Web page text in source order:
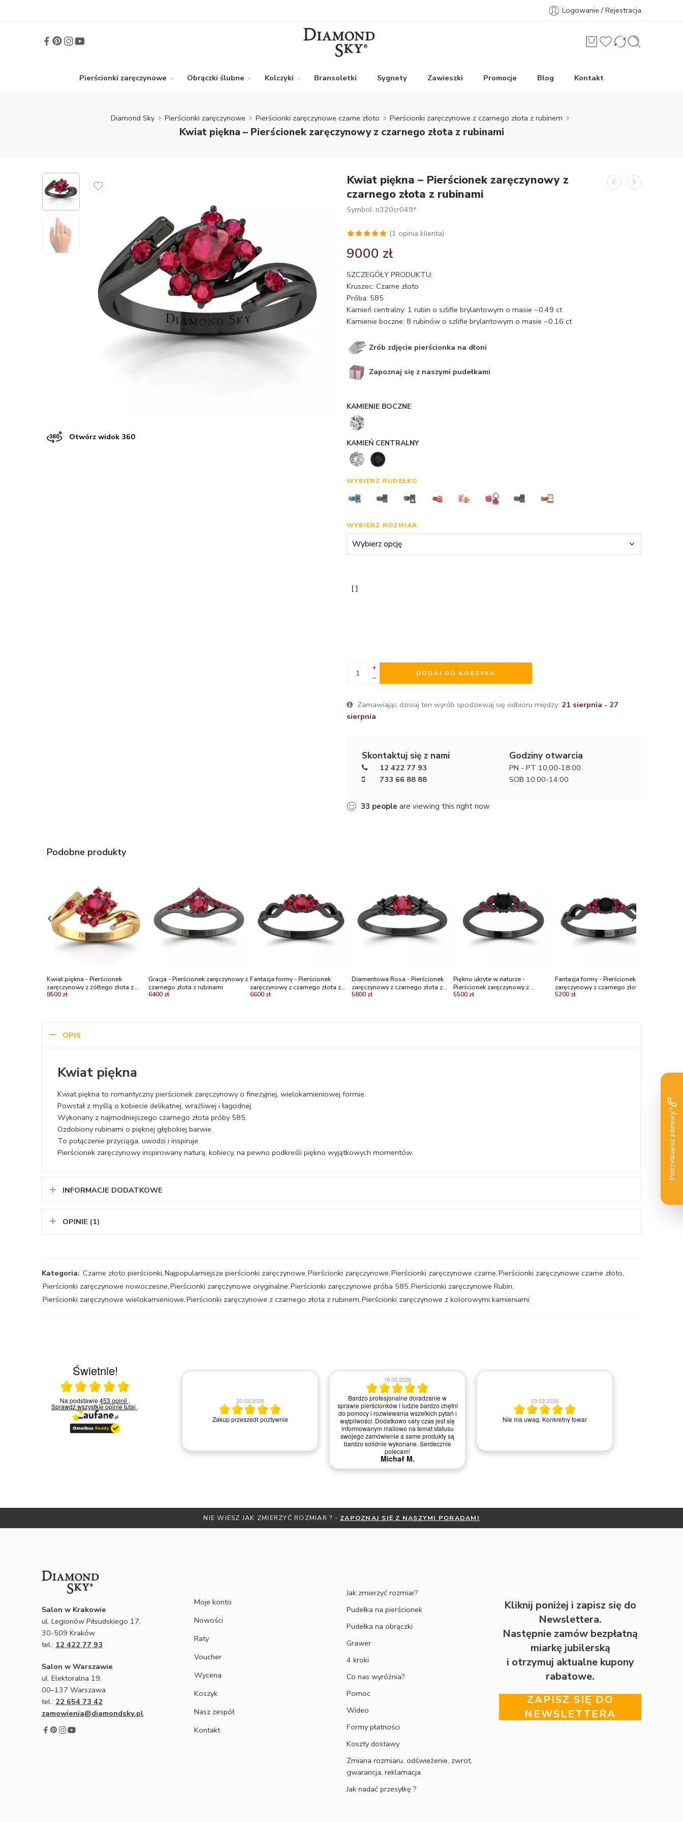
Logowanie / Rejestracja
Pierścionki zaręczynowe Obrączki ślubne Kolczyki Bransoletki Sygnety Zawieszki Promocje Blog Kontakt
Diamond Sky Pierścionki zaręczynowe Pierścionki zaręczynowe czarne złoto Pierścionki zaręczynowe z czarnego złota z rubinem
Kwiat piękna – Pierścionek zaręczynowy z czarnego złota z rubinami
Otwórz widok 360
Kwiat piękna – Pierścionek zaręczynowy z
czarnego złota z rubinami
Symbol: n320cr049*
5.00na 5
oceny
(1 opinia klienta)
9000 zł
SZCZEGÓŁY PRODUKTU:
Kruszec: Czarne złoto
Próba: 585
Kamień centralny: 1 rubin o szlifie brylantowym o masie ~0.49 ct
Kamienie boczne: 8 rubinów o szlifie brylantowym o masie ~0.16 ct
Zrób zdjęcie pierścionka na dłoni
Zapoznaj się z naszymi pudełkami
KAMIENIE BOCZNE
KAMIEŃ CENTRALNY
WYBIERZ PUDEŁKO
WYBIERZ ROZMIAR
DODAJ DO KOSZYKA
Zamawiając dzisiaj ten wyrób spodziewaj się odbioru między: 21 sierpnia - 27
sierpnia
Skontaktuj się z nami
12 422 77 93
733 66 88 88
Godziny otwarcia
PN - PT 10:00-18:00
SOB 10:00-14:00
33 people are viewing this right now
Podobne produkty
Kwiat piękna - Pierścionek
zaręczynowy z żółtego złota z
rubinami
8500 zł
Gracja - Pierścionek zaręczynowy z
czarnego złota z rubinami
6400 zł
Fantazja formy - Pierścionek
zaręczynowy z czarnego złota z
rubinami
6600 zł
Diamentowa Rosa - Pierścionek
zaręczynowy z czarnego złota z
rubinem i czarnymi diamentami
5800 zł
Piękno ukryte w naturze -
Pierścionek zaręczynowy z
czarnego złota z czarnym
5500 zł
Fantazja formy - Pierścionek
zaręczynowy z czarnego złota z
rubinami i czarnym diamentem
5200 zł
OPIS
Kwiat piękna
Kwiat piękna to romantyczny pierścionek zaręczynowy o finezyjnej, wielokamieniowej formie.
Powstał z myślą o kobiecie delikatnej, wrażliwej i łagodnej.
Wykonany z najmodniejszego czarnego złota próby 585.
Ozdobiony rubinami o pięknej głębokiej barwie.
To połączenie przyciąga, uwodzi i inspiruje.
Pierścionek zaręczynowy inspirowany naturą, kobiecy, na pewno podkreśli piękno wyjątkowych momentów.
INFORMACJE DODATKOWE
OPINIE (1)
Kategoria: Czarne złoto pierścionki,Najpopularniejsze pierścionki zaręczynowe,Pierścionki zaręczynowe,Pierścionki zaręczynowe czarne,Pierścionki zaręczynowe czarne złoto,
Pierścionki zaręczynowe nowoczesne,Pierścionki zaręczynowe oryginalne,Pierścionki zaręczynowe próba 585,Pierścionki zaręczynowe Rubin,
Pierścionki zaręczynowe wielokamieniowe,Pierścionki zaręczynowe z czarnego złota z rubinem,Pierścionki zaręczynowe z kolorowymi kamieniami
Świetnie!
Ocena średnia 5 na 5
Na podstawie453 opinii .
Sprawdź wszystkie opinietutaj .
23.03.2026
Bardzo miła i kompetentna obsługa.
Polecam
Remigiusz D.
20.03.2026
Zakup przeszedł poztywnie
18.03.2026
Bardzo profesjonalne doradzanie w
sprawie pierścionków i ludzie bardzo chętni
do pomocy i rozwiewania wszelkich pytań i
wątpliwości. Dodatkowo cały czas jest się
informowanym mailowo na temat statusu
swojego zamówienie a same produkty są
bardzo solidnie wykonane. Serdecznie
polecam!
Michał M.
03.03.2026
Nie ma uwag. Konkretny towar
NIE WIESZ JAK ZMIERZYĆ ROZMIAR ? - ZAPOZNAJ SIĘ Z NASZYMI PORADAMI
Salon w Krakowie
ul. Legionów Piłsudskiego 17,
30-509 Kraków
tel.: 12 422 77 93
Salon w Warszawie
ul. Elektoralna 19,
00–137 Warszawa
tel.: 22 654 73 42
zamowienia@diamondsky.pl
Moje konto
Nowości
Raty
Voucher
Wycena
Koszyk
Nasz zespół
Kontakt
Jak zmierzyć rozmiar?
Pudełka na pierścionek
Pudełka na obrączki
Grawer
4 kroki
Co nas wyróżnia?
Pomoc
Wideo
Formy płatności
Koszty dostawy
Zmiana rozmiaru, odświeżenie, zwrot,
gwarancja, reklamacja
Jak nadać przesyłkę ?
Kliknij poniżej i zapisz się do
Newslettera.
Następnie zamów bezpłatną
miarkę jubilerską
i otrzymuj aktualne kupony
rabatowe.
ZAPISZ SIĘ DO
NEWSLETTERA